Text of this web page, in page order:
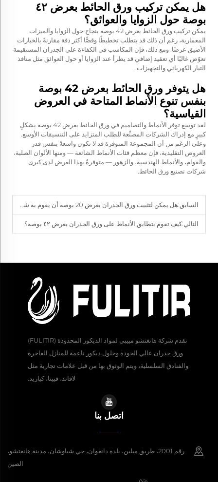
هل يمكن تركيب ورق الحائط بعرض ٤٢
بوصة حول الزوايا والعوائق؟
يمكن تركيب ورق الحائط بعرض 42 بوصة بنجاح حول الزوايا والميزات
المعمارية، رغم أن ذلك قد يتطلب تخطيطًا وقصًّا أكثر دقة مقارنةً بالخيارات
الأضيق عرضًا. ومع ذلك، فإن المكاسب في الكفاءة على الجدران المستقيمة
تعوّض غالبًا أي تعقيد إضافي قد يطرأ عند الزوايا أو حول العوائق مثل منافذ
التيار الكهربائي والتجهيزات.
هل يتوفر ورق الحائط بعرض 42 بوصة
بنفس تنوع الأنماط المتاحة في العروض
القياسية؟
لقد توسع توفر الأنماط والتصاميم في ورق الحائط بعرض 42 بوصة بشكلٍ
كبيرٍ مع إدراك الشركات المصنِّعة للطلب المتزايد على التنسيقات الأوسع.
وعلى الرغم من أن المجموعة المتوفرة قد لا تكون واسعةً بنفس قدر
العروض التقليدية، فإن معظم فئات الأنماط الشائعة — ومنها الألوان الصلبة،
والقوام، والأنماط الهندسية، والزهور — متوفرةٌ بهذا العرض لدى كبرى
شركات تصنيع ورق الحائط.
السابق:هل يمكن لتثبيت ورق الجدران بعرض 20 بوصة أن يقوم به شخص واحد؟
التالي:كيف تقوم بتطابق الأنماط على ورق الجدران بعرض ٤٢ بوصة؟
تقدم شركة هانغتشو مييبي لمواد الديكور المحدودة (FULITIR)
ورق جدران عالي الجودة وحلول ديكور ناعمة للمنازل الفاخرة
والفنادق السلسلية، ويتم الوثوق بها من قبل علامات تجارية مثل
لافاند، فيينا، كياريد.
اتصل بنا
رقم 2001، طريق ميلين، بلدة دانغوان، حي شياوشان، مدينة هانغتشو،
الصين